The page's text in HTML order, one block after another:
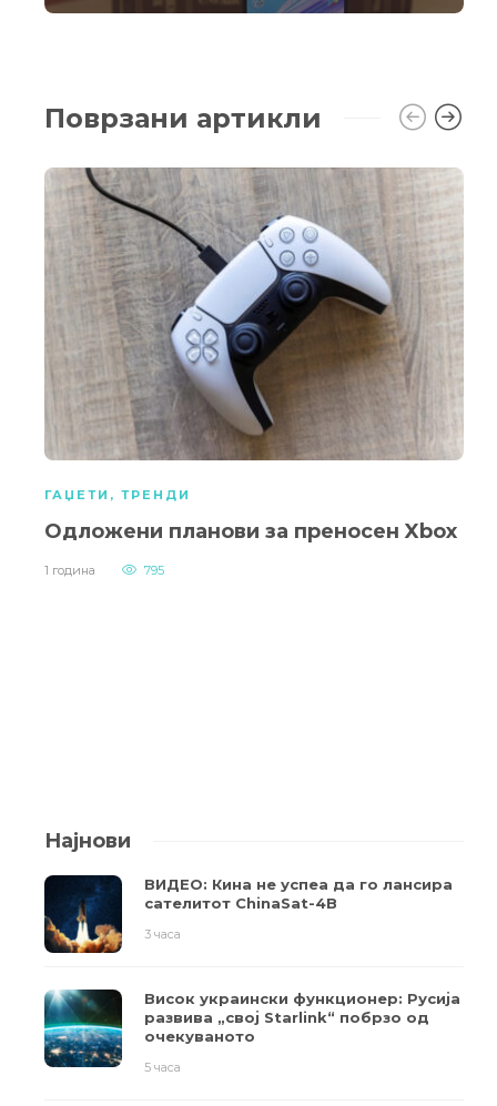
Поврзани артикли
ГАЏЕТИ , ТРЕНДИ
Одложени планови за преносен Xbox
1 година 795
Најнови
ВИДЕО: Кина не успеа да го лансира
сателитот ChinaSat-4B
3 часа
Висок украински функционер: Русија
развива „свој Starlink“ побрзо од
очекуваното
5 часа